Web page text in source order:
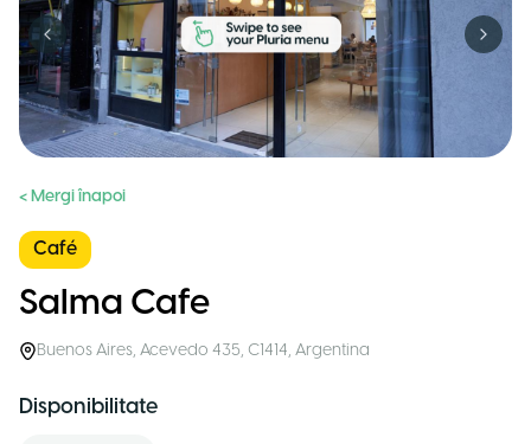
Previous slide Next
< Mergi înapoi
Café
Salma Cafe
Buenos Aires, Acevedo 435, C1414, Argentina
Disponibilitate